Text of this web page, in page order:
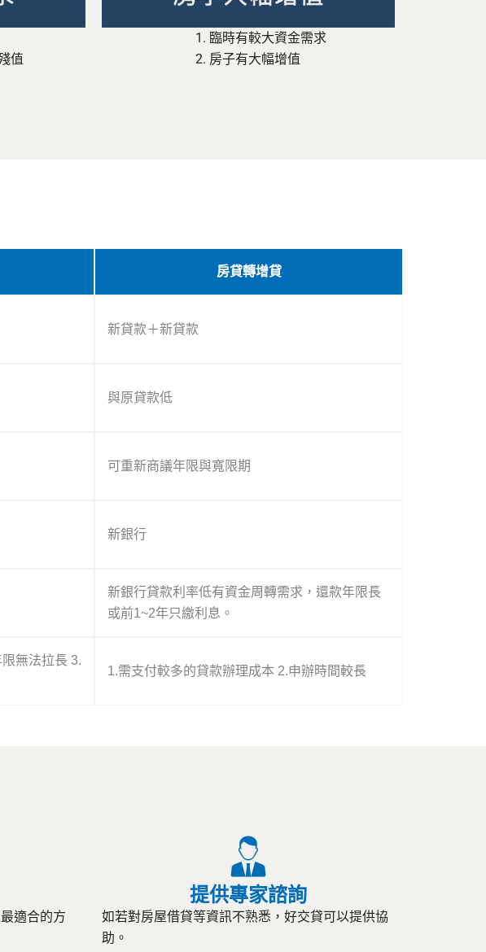
值
臨時有較大資金需求
房子有大幅增值
房貸轉增貸
新貸款＋新貸款
與原貸款低
可重新商議年限與寬限期
新銀行
新銀行貸款利率低有資金周轉需求，還款年限長
或前1~2年只繳利息。
無法拉長 3.
1.需支付較多的貸款辦理成本 2.申辦時間較長
適合的方
提供專家諮詢
如若對房屋借貸等資訊不熟悉，好交貸可以提供協
助。